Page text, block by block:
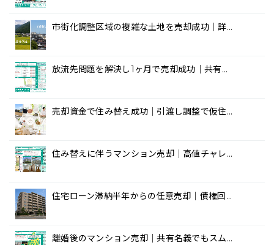
市街化調整区域の複雑な土地を売却成功｜詳…
放流先問題を解決し1ヶ月で売却成功｜共有…
売却資金で住み替え成功｜引渡し調整で仮住…
住み替えに伴うマンション売却｜高値チャレ…
住宅ローン滞納半年からの任意売却｜債権回…
離婚後のマンション売却｜共有名義でもスム…